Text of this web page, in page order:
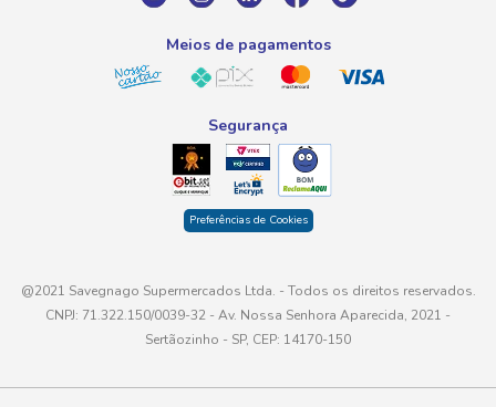
atendimento@savegnago.com.br
Meios de pagamentos
Segurança
Preferências de Cookies
@2021 Savegnago Supermercados Ltda. - Todos os direitos reservados.
CNPJ: 71.322.150/0039-32 - Av. Nossa Senhora Aparecida, 2021 -
Sertãozinho - SP, CEP: 14170-150